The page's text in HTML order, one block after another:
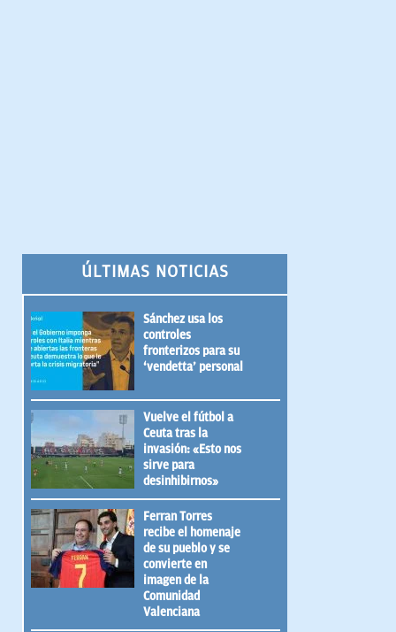
ÚLTIMAS NOTICIAS
Sánchez usa los
controles
fronterizos para su
‘vendetta’ personal
Vuelve el fútbol a
Ceuta tras la
invasión: «Esto nos
sirve para
desinhibirnos»
Ferran Torres
recibe el homenaje
de su pueblo y se
convierte en
imagen de la
Comunidad
Valenciana